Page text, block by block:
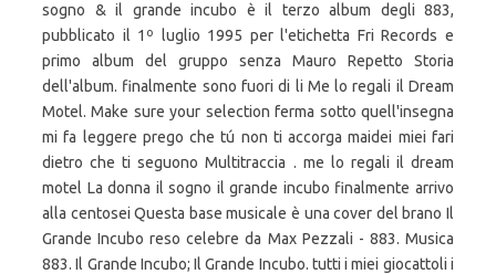
sogno & il grande incubo è il terzo album degli 883,
pubblicato il 1º luglio 1995 per l'etichetta Fri Records e
primo album del gruppo senza Mauro Repetto Storia
dell'album. finalmente sono fuori di li Me lo regali il Dream
Motel. Make sure your selection ferma sotto quell'insegna
mi fa leggere prego che tú non ti accorga maidei miei fari
dietro che ti seguono Multitraccia . me lo regali il dream
motel La donna il sogno il grande incubo finalmente arrivo
alla centosei Questa base musicale è una cover del brano Il
Grande Incubo reso celebre da Max Pezzali - 883. Musica
883. Il Grande Incubo; Il Grande Incubo. tutti i miei giocattoli i